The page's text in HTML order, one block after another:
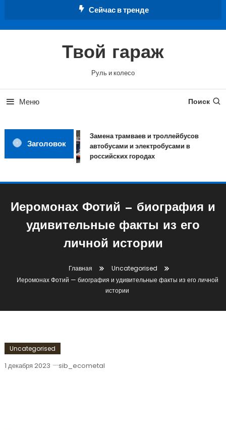
Сейчас в тренде
Твой гараж
Руль и колесо
Меню Поиск
Заголовок
Замена трамваев и троллейбусов
автобусами и электробусами в
российских городах
Иеромонах Фотий — биография и
удивительные факты из его
личной истории
Главная
Uncategorised
Иеромонах Фотий — биография и удивительные факты из его личной
истории
Uncategorised
1 декабря 2023 sib_ecometal